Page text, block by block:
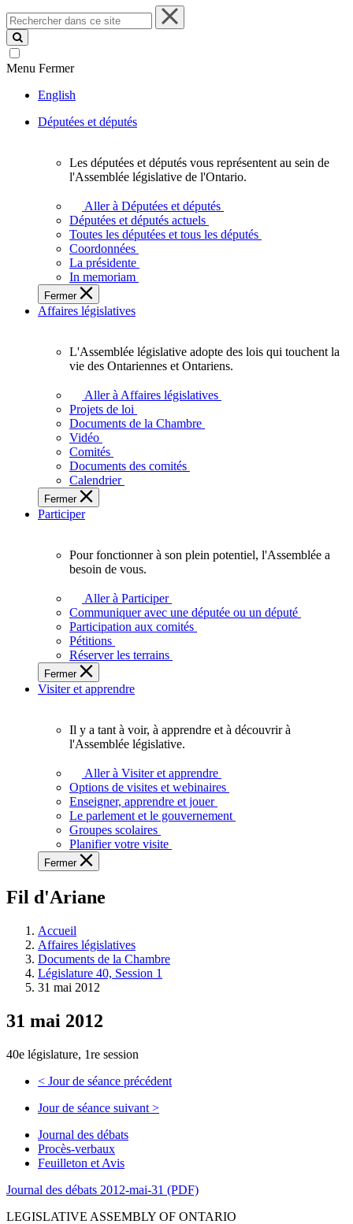
Rechercher
dans
ce
site
Menu Fermer
English
Députées et députés
députés
vous
représentent
sein
de
l'Assemblée
législative
l'Ontario.
Les députées et députés vous représentent au sein de
l'Assemblée législative de l'Ontario.
Aller à Députées et députés
Députées et députés actuels
Toutes les députées et tous les députés
Coordonnées
La présidente
In memoriam
Fermer
Affaires législatives
L'Assemblée
adopte
touchent
des
Ontariennes
et
L'Assemblée législative adopte des lois qui touchent la
vie des Ontariennes et Ontariens.
Aller à Affaires législatives
Projets de loi
Documents de la Chambre
Vidéo
Comités
Documents des comités
Calendrier
Fermer
Participer
plein
potentiel,
l'Assemblée
a
besoin
de
Pour fonctionner à son plein potentiel, l'Assemblée a
besoin de vous.
Aller à Participer
Communiquer avec une députée ou un député
Participation aux comités
Pétitions
Réserver les terrains
Fermer
Visiter et apprendre
voir,
apprendre
et
à
à
législative.
Il y a tant à voir, à apprendre et à découvrir à
l'Assemblée législative.
Aller à Visiter et apprendre
Options de visites et webinaires
Enseigner, apprendre et jouer
Le parlement et le gouvernement
Groupes scolaires
Planifier votre visite
Fermer
Fil d'Ariane
Accueil
Affaires législatives
Documents de la Chambre
Législature 40, Session 1
31 mai 2012
31 mai 2012
40e législature, 1re session
< Jour de séance précédent
Jour de séance suivant >
Journal des débats
Procès-verbaux
Feuilleton et Avis
Journal des débats 2012-mai-31 (PDF)
LEGISLATIVE ASSEMBLY OF ONTARIO